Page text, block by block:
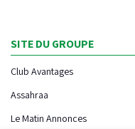
SITE DU GROUPE
Club Avantages
Assahraa
Le Matin Annonces